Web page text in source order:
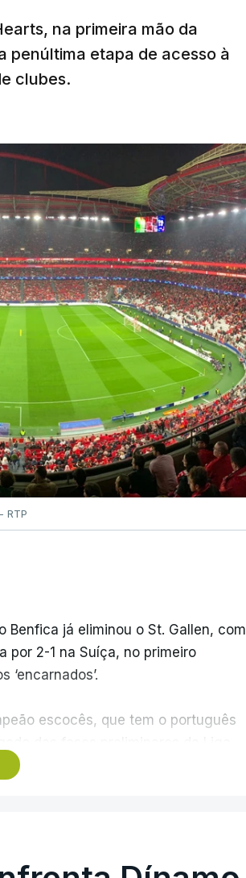
na primeira mão da
penúltima etapa de acesso à
clubes.
RTP
Benfica já eliminou o St. Gallen, com
por 2-1 na Suíça, no primeiro
escocês, que tem o português
austríacos do Sturm Graz, com um
relegada da ‘Champions’, o